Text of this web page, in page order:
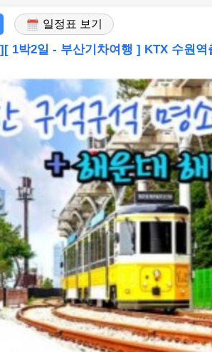
일정표 보기
1박2일 - 부산기차여행 ] KTX 수원